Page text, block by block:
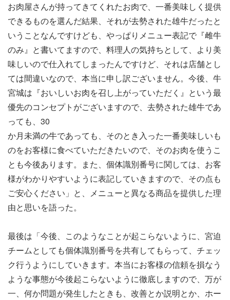
お肉屋さんが持ってきてくれたお肉で、一番美味しく提供
できるものを選んだ結果、それが去勢された雄牛だったと
いうことなんですけども、やっぱりメニュー表記で『雌牛
のみ』と書いてますので、料理人の気持ちとして、より美
味しいので仕入れてしまったんですけど、それは店舗とし
ては間違いなので、本当に申し訳ございません。今後、牛
宮城は『おいしいお肉を召し上がっていただく』という最
優先のコンセプトがございますので、去勢された雄牛であ
っても、30
か月未満の牛であっても、そのとき入った一番美味しいも
のをお客様に食べていただきたいので、そのお肉を使うこ
とも今後あります。また、個体識別番号に関しては、お客
様がわかりやすいように表記していきますので、その点も
ご安心ください」と、メニューと異なる商品を提供した理
由と思いを語った。
最後は「今後、このようなことが起こらないように、宮迫
チームとしても個体識別番号を共有してもらって、チェッ
ク行うようにしていきます。本当にお客様の信頼を損なう
ような事態が今後起こらないように徹底しますので、万が
一、何か問題が発生したときも、改善とか説明とか、ホー